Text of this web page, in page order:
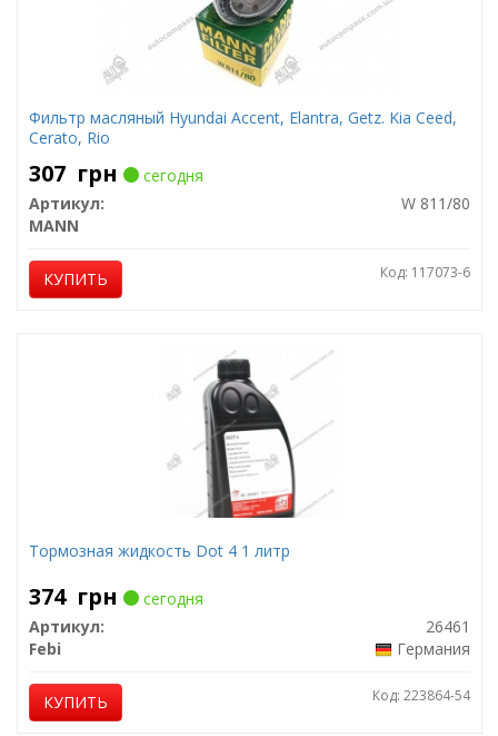
Фильтр масляный Hyundai Accent, Elantra, Getz. Kia Ceed,
Cerato, Rio
307 грн
сегодня
Артикул:
W 811/80
MANN
КУПИТЬ Код: 117073-6
Тормозная жидкость Dot 4 1 литр
374 грн
сегодня
Артикул:
26461
Febi
Германия
КУПИТЬ Код: 223864-54